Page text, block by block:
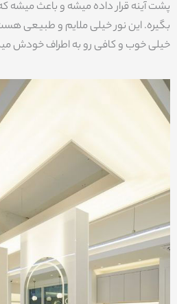
پشت آینه قرار داده میشه و باعث میشه
بگیره. این نور خیلی ملایم و طبیعی
خیلی خوب و کافی رو به اطراف خودش